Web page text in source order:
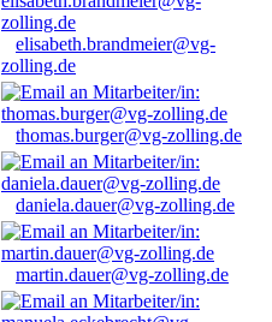
elisabeth.brandmeier@vg-
zolling.de
thomas.burger@vg-zolling.de
daniela.dauer@vg-zolling.de
martin.dauer@vg-zolling.de